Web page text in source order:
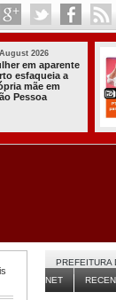
2026
Filho
Nayana
esposa do
Gilberto,
PREFEITURA
NET